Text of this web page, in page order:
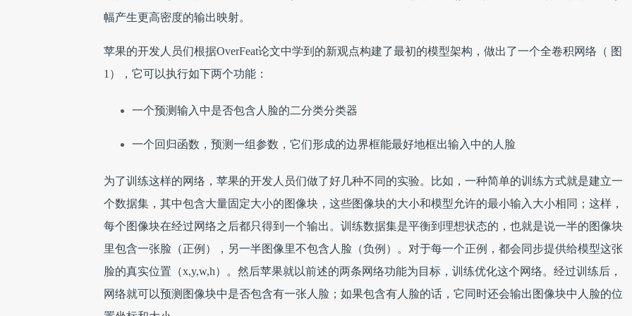
幅产生更高密度的输出映射。
苹果的开发人员们根据OverFeat论文中学到的新观点构建了最初的模型架构，做出了一个全卷积网络（ 图
1），它可以执行如下两个功能：
一个预测输入中是否包含人脸的二分类分类器
一个回归函数，预测一组参数，它们形成的边界框能最好地框出输入中的人脸
为了训练这样的网络，苹果的开发人员们做了好几种不同的实验。比如，一种简单的训练方式就是建立一
个数据集，其中包含大量固定大小的图像块，这些图像块的大小和模型允许的最小输入大小相同；这样，
每个图像块在经过网络之后都只得到一个输出。训练数据集是平衡到理想状态的，也就是说一半的图像块
里包含一张脸（正例），另一半图像里不包含人脸（负例）。对于每一个正例，都会同步提供给模型这张
脸的真实位置（x,y,w,h）。然后苹果就以前述的两条网络功能为目标，训练优化这个网络。经过训练后，
网络就可以预测图像块中是否包含有一张人脸；如果包含有人脸的话，它同时还会输出图像块中人脸的位